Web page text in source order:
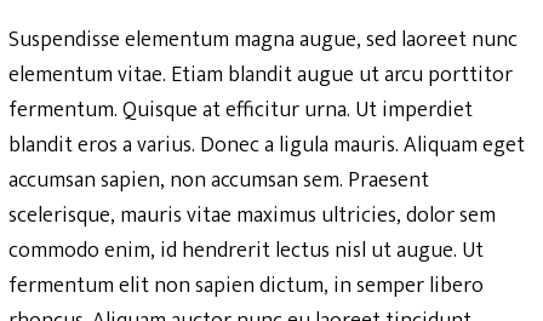
Suspendisse elementum magna augue, sed laoreet nunc
elementum vitae. Etiam blandit augue ut arcu porttitor
fermentum. Quisque at efficitur urna. Ut imperdiet
blandit eros a varius. Donec a ligula mauris. Aliquam eget
accumsan sapien, non accumsan sem. Praesent
scelerisque, mauris vitae maximus ultricies, dolor sem
commodo enim, id hendrerit lectus nisl ut augue. Ut
fermentum elit non sapien dictum, in semper libero